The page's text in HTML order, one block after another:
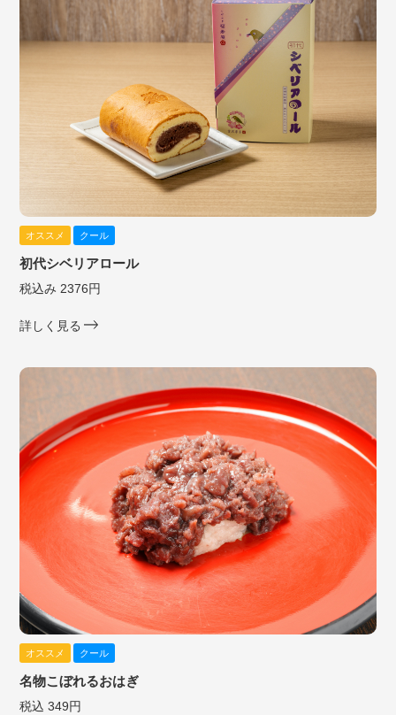
オススメ クール
初代シベリアロール
税込み 2376円
詳しく見る
オススメ クール
名物こぼれるおはぎ
税込 349円